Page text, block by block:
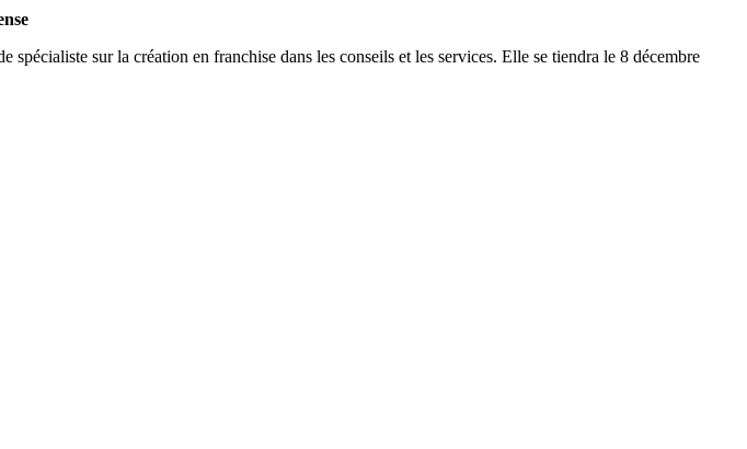
sur la création en franchise dans les conseils et les services. Elle se tiendra le 8 décembre